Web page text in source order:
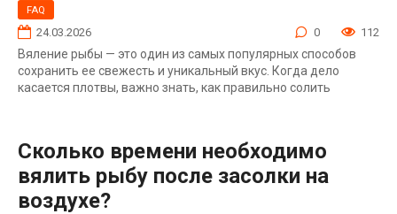
FAQ
24.03.2026 0 112
Вяление рыбы — это один из самых популярных способов
сохранить ее свежесть и уникальный вкус. Когда дело
касается плотвы, важно знать, как правильно солить
Сколько времени необходимо
вялить рыбу после засолки на
воздухе?